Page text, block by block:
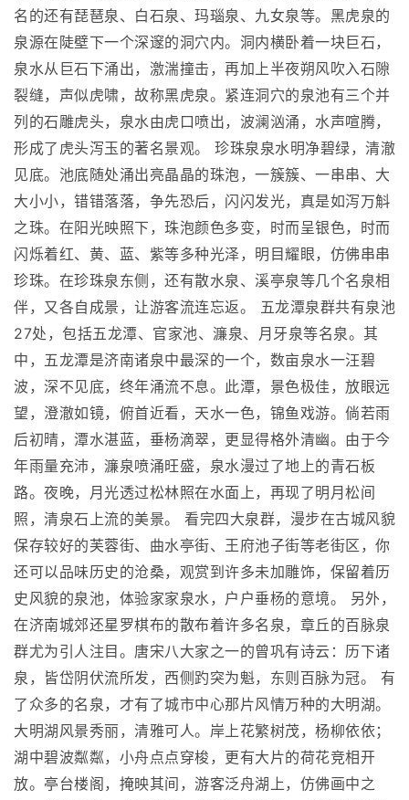
名的还有琵琶泉、白石泉、玛瑙泉、九女泉等。黑虎泉的
泉源在陡壁下一个深邃的洞穴内。洞内横卧着一块巨石，
泉水从巨石下涌出，激湍撞击，再加上半夜朔风吹入石隙
裂缝，声似虎啸，故称黑虎泉。紧连洞穴的泉池有三个并
列的石雕虎头，泉水由虎口喷出，波澜汹涌，水声喧腾，
形成了虎头泻玉的著名景观。 珍珠泉泉水明净碧绿，清澈
见底。池底随处涌出亮晶晶的珠泡，一簇簇、一串串、大
大小小，错错落落，争先恐后，闪闪发光，真是如泻万斛
之珠。在阳光映照下，珠泡颜色多变，时而呈银色，时而
闪烁着红、黄、蓝、紫等多种光泽，明目耀眼，仿佛串串
珍珠。在珍珠泉东侧，还有散水泉、溪亭泉等几个名泉相
伴，又各自成景，让游客流连忘返。 五龙潭泉群共有泉池
27处，包括五龙潭、官家池、濂泉、月牙泉等名泉。其
中，五龙潭是济南诸泉中最深的一个，数亩泉水一汪碧
波，深不见底，终年涌流不息。此潭，景色极佳，放眼远
望，澄澈如镜，俯首近看，天水一色，锦鱼戏游。倘若雨
后初晴，潭水湛蓝，垂杨滴翠，更显得格外清幽。由于今
年雨量充沛，濂泉喷涌旺盛，泉水漫过了地上的青石板
路。夜晚，月光透过松林照在水面上，再现了明月松间
照，清泉石上流的美景。 看完四大泉群，漫步在古城风貌
保存较好的芙蓉街、曲水亭街、王府池子街等老街区，你
还可以品味历史的沧桑，观赏到许多未加雕饰，保留着历
史风貌的泉池，体验家家泉水，户户垂杨的意境。 另外，
在济南城郊还星罗棋布的散布着许多名泉，章丘的百脉泉
群尤为引人注目。唐宋八大家之一的曾巩有诗云：历下诸
泉，皆岱阴伏流所发，西侧趵突为魁，东则百脉为冠。 有
了众多的名泉，才有了城市中心那片风情万种的大明湖。
大明湖风景秀丽，清雅可人。岸上花繁树茂，杨柳依依；
湖中碧波粼粼，小舟点点穿梭，更有大片的荷花竞相开
放。亭台楼阁，掩映其间，游客泛舟湖上，仿佛画中之